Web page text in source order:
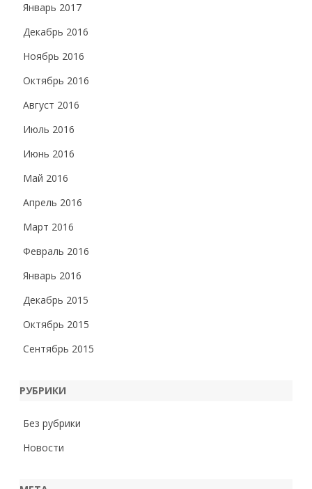
Январь 2017
Декабрь 2016
Ноябрь 2016
Октябрь 2016
Август 2016
Июль 2016
Июнь 2016
Май 2016
Апрель 2016
Март 2016
Февраль 2016
Январь 2016
Декабрь 2015
Октябрь 2015
Сентябрь 2015
РУБРИКИ
Без рубрики
Новости